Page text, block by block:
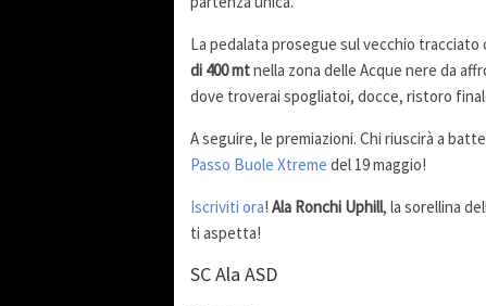
La pedalata prosegue sul vecchio tracciato
di 400 mtnella zona delle Acque nere da
dove troverai spogliatoi, docce, ristoro
A seguire, le premiazioni. Chi riuscirà a
Passo Buole Xtreme del 19 maggio!
Iscriviti ora! Ala Ronchi Uphill, la sorellina
ti aspetta!
SC Ala ASD